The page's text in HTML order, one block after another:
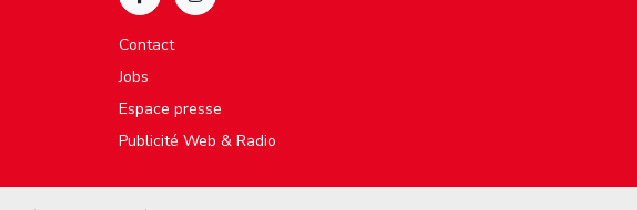
Contact
Jobs
Espace presse
Publicité Web & Radio